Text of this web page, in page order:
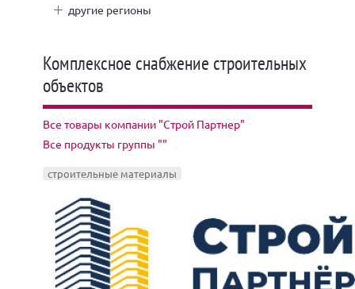
другие регионы
Комплексное снабжение строительных
объектов
Все товары компании "Строй Партнер"
Все продукты группы ""
строительные материалы